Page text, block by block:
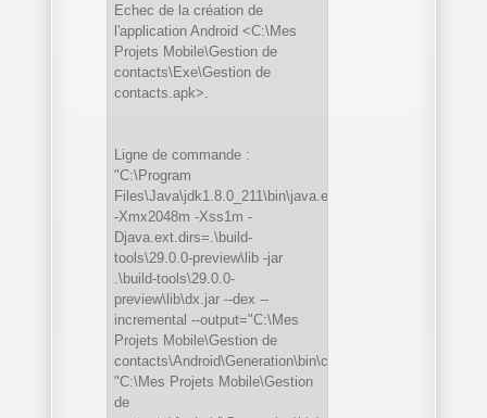
Echec de la création de
l'application Android <C:\Mes
Projets Mobile\Gestion de
contacts\Exe\Gestion de
contacts.apk>.
Ligne de commande :
"C:\Program
Files\Java\jdk1.8.0_211\bin\java.exe"
-Xmx2048m -Xss1m -
Djava.ext.dirs=.\build-
tools\29.0.0-preview\lib -jar
.\build-tools\29.0.0-
preview\lib\dx.jar --dex --
incremental --output="C:\Mes
Projets Mobile\Gestion de
contacts\Android\Generation\bin\classes.dex"
"C:\Mes Projets Mobile\Gestion
de